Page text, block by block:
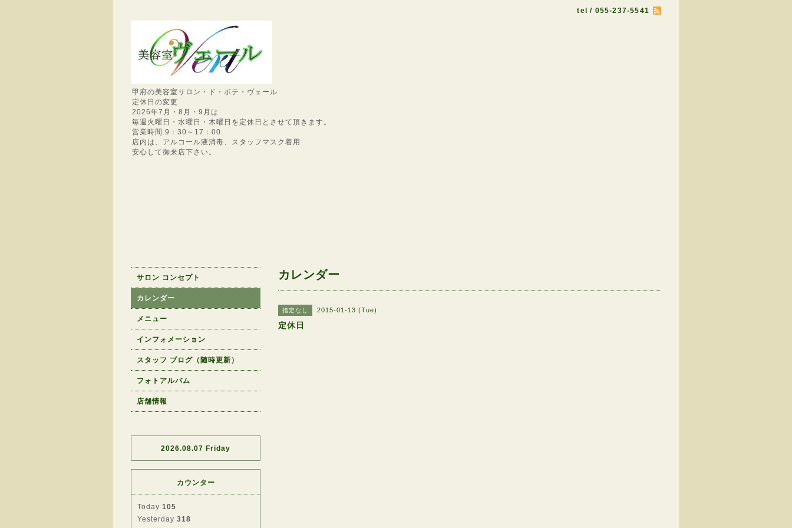
tel / 055-237-5541
甲府の美容室サロン・ド・ボテ・ヴェール
定休日の変更
2026年7月・8月・9月は
毎週火曜日・水曜日・木曜日を定休日とさせて頂きます。
営業時間 9：30～17：00
店内は、アルコール液消毒、スタッフマスク着用
安心して御来店下さい。
カレンダー
指定なし 2015-01-13 (Tue)
定休日
サロン コンセプト
カレンダー
メニュー
インフォメーション
スタッフ ブログ（随時更新）
フォトアルバム
店舗情報
2026.08.07 Friday
カウンター
Today 105
Yesterday 318